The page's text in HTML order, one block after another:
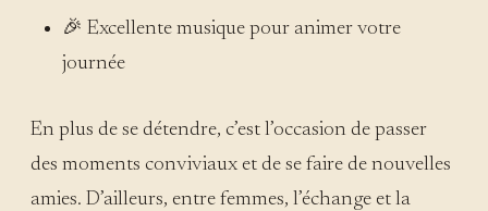
🎉 Excellente musique pour animer votre
journée
En plus de se détendre, c’est l’occasion de passer
des moments conviviaux et de se faire de nouvelles
amies. D’ailleurs, entre femmes, l’échange et la